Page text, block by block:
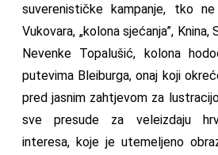
suverenističke kampanje, tko
Vukovara, „kolona sjećanja”, Knina,
Nevenke Topalušić, kolona
putevima Bleiburga, onaj koji
pred jasnim zahtjevom za
sve presude za veleizdaju
interesa, koje je utemeljeno